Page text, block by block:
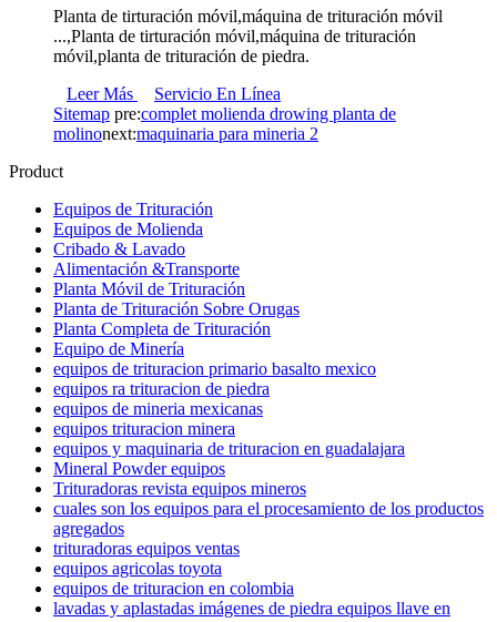
Planta de tirturación móvil,máquina de trituración móvil
...,Planta de tirturación móvil,máquina de trituración
móvil,planta de trituración de piedra.
Leer Más
Servicio En Línea
Sitemap pre:complet molienda drowing planta de
molinonext:maquinaria para mineria 2
Product
Equipos de Trituración
Equipos de Molienda
Cribado & Lavado
Alimentación &Transporte
Planta Móvil de Trituración
Planta de Trituración Sobre Orugas
Planta Completa de Trituración
Equipo de Minería
equipos de trituracion primario basalto mexico
equipos ra trituracion de piedra
equipos de mineria mexicanas
equipos trituracion minera
equipos y maquinaria de trituracion en guadalajara
Mineral Powder equipos
Trituradoras revista equipos mineros
cuales son los equipos para el procesamiento de los productos
agregados
trituradoras equipos ventas
equipos agricolas toyota
equipos de trituracion en colombia
lavadas y aplastadas imágenes de piedra equipos llave en